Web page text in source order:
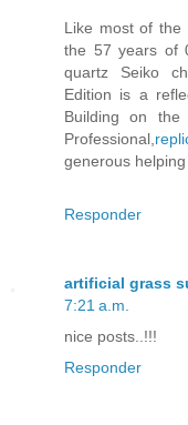
Like most of the
the 57 years of
quartz Seiko
Edition is a
Building on
Professional,
generous
Responder
artificial grass
7:21 a.m.
nice posts..!!!
Responder